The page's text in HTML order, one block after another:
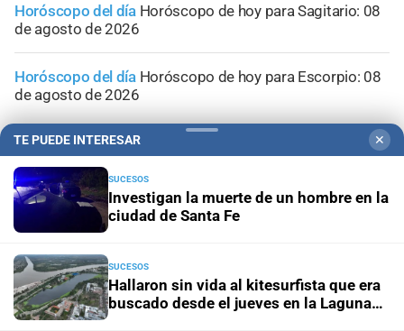
Horóscopo del día Horóscopo de hoy para Sagitario: 08
de agosto de 2026
Horóscopo del día Horóscopo de hoy para Escorpio: 08
de agosto de 2026
TE PUEDE INTERESAR ✕
SUCESOS
Investigan la muerte de un hombre en la
ciudad de Santa Fe
SUCESOS
Hallaron sin vida al kitesurfista que era
buscado desde el jueves en la Laguna